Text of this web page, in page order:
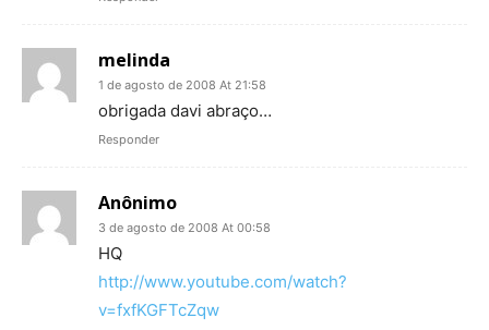
melinda
1 de agosto de 2008 At 21:58
obrigada davi abraço…
Responder
Anônimo
3 de agosto de 2008 At 00:58
HQ
http://www.youtube.com/watch?
v=fxfKGFTcZqw